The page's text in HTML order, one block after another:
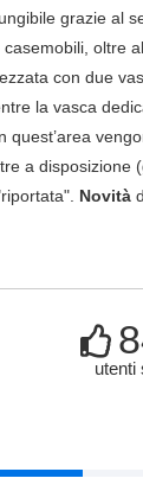
grazie al
oltre
con due
la vasca
a disposizione
Novità
utenti